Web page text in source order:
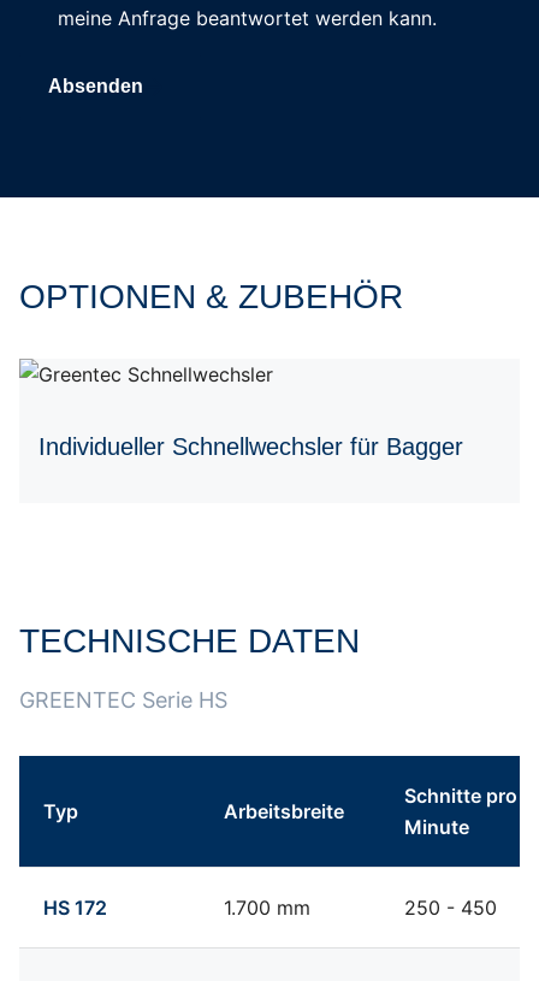
meine Anfrage beantwortet werden kann.
Absenden
OPTIONEN & ZUBEHÖR
Individueller Schnellwechsler für Bagger
TECHNISCHE DATEN
GREENTEC Serie HS
Tabelle überspringen Technische Daten Greentec Serie
Typ Arbeitsbreite
Schnitte pro
Minute
HS 172 1.700 mm 250 - 450
Zum Anfang der Tabelle springen